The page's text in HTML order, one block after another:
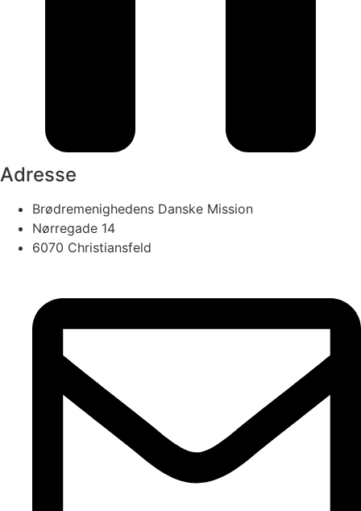
Adresse
Brødremenighedens Danske Mission
Nørregade 14
6070 Christiansfeld